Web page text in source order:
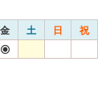
金 土 日 祝